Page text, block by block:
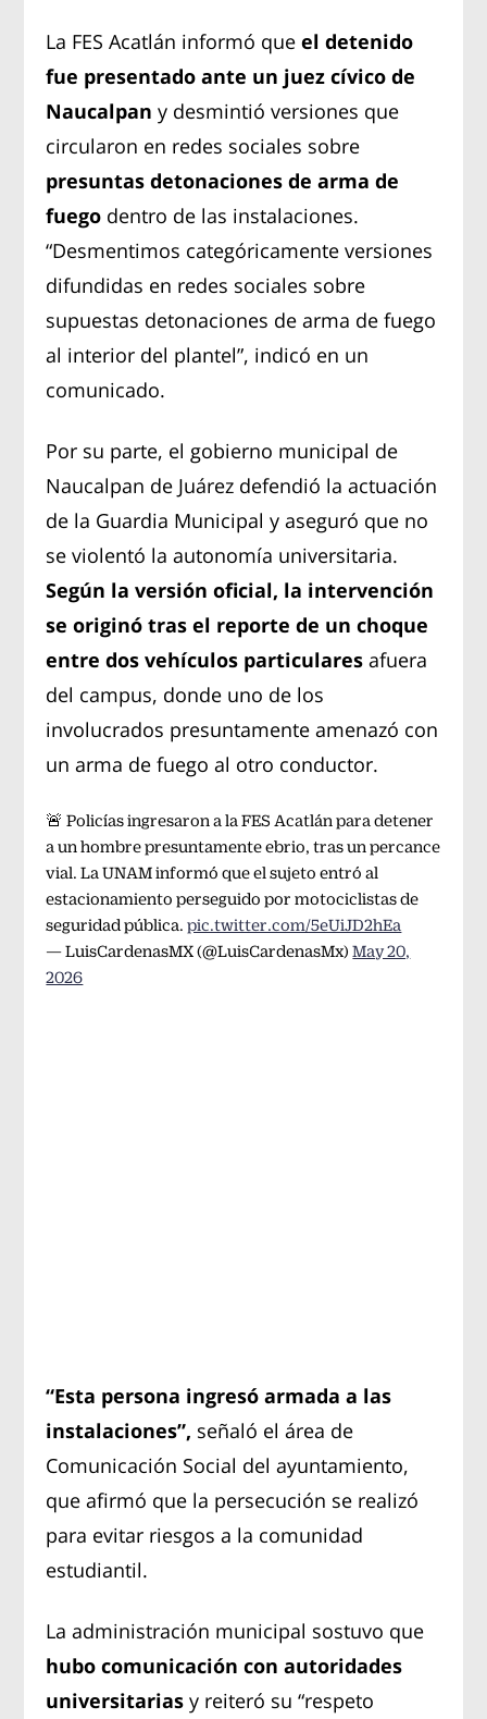
La FES Acatlán informó que el detenido
fue presentado ante un juez cívico de
Naucalpany desmintió versiones que
circularon en redes sociales sobre
presuntas detonaciones de arma de
fuego dentro de las instalaciones.
“Desmentimos categóricamente versiones
difundidas en redes sociales sobre
supuestas detonaciones de arma de fuego
al interior del plantel”, indicó en un
comunicado.
Por su parte, el gobierno municipal de
Naucalpan de Juárez defendió la actuación
de la Guardia Municipal y aseguró que no
se violentó la autonomía universitaria.
Según la versión oficial, la intervención
se originó tras el reporte de un choque
entre dos vehículos particulares afuera
del campus, donde uno de los
involucrados presuntamente amenazó con
un arma de fuego al otro conductor.
🚨 Policías ingresaron a la FES Acatlán para detener
a un hombre presuntamente ebrio, tras un percance
vial. La UNAM informó que el sujeto entró al
estacionamiento perseguido por motociclistas de
seguridad pública.pic.twitter.com/5eUiJD2hEa
— LuisCardenasMX (@LuisCardenasMx)May 20,
2026
“Esta persona ingresó armada a las
instalaciones”, señaló el área de
Comunicación Social del ayuntamiento,
que afirmó que la persecución se realizó
para evitar riesgos a la comunidad
estudiantil.
La administración municipal sostuvo que
hubo comunicación con autoridades
universitariasy reiteró su “respeto